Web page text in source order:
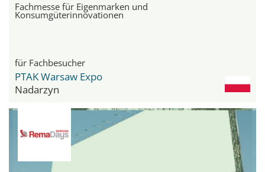
Fachmesse für Eigenmarken und
Konsumgüterinnovationen
für Fachbesucher
PTAK Warsaw Expo
Nadarzyn